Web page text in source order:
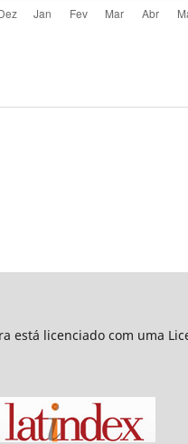
está licenciado com uma